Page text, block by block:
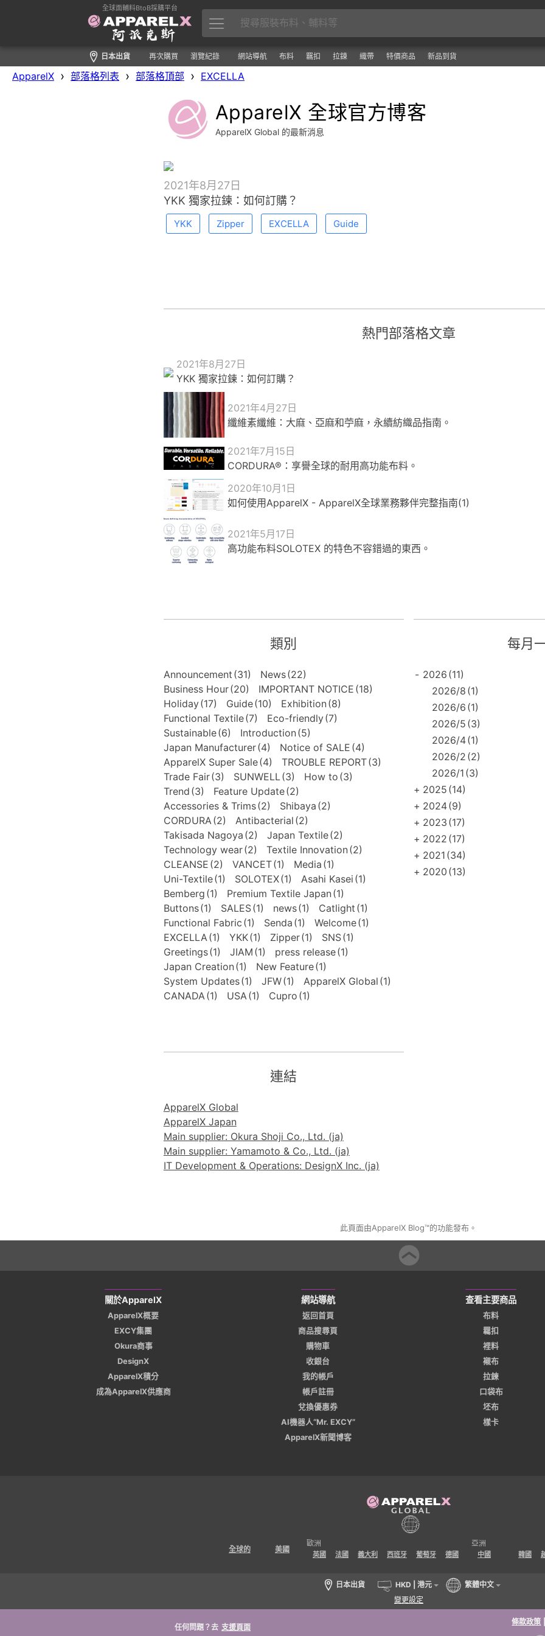
全球面輔料BtoB採購平台
日本出貨 再次購買 瀏覽紀錄 網站導航 布料 羈扣 拉鍊 織帶 特價商品 新品到貨
ApparelX › 部落格列表 › 部落格頂部 › EXCELLA
ApparelX 全球官方博客
ApparelX Global 的最新消息
2021年8月27日
YKK 獨家拉鍊：如何訂購？
YKK Zipper EXCELLA Guide
熱門部落格文章
2021年8月27日
YKK 獨家拉鍊：如何訂購？
2021年4月27日
纖維素纖維：大麻、亞麻和苧麻，永續紡織品指南。
2021年7月15日
CORDURA®：享譽全球的耐用高功能布料。
2020年10月1日
如何使用ApparelX - ApparelX全球業務夥伴完整指南(1)
2021年5月17日
高功能布料SOLOTEX 的特色不容錯過的東西。
類別
Announcement (31) News(22)
Business Hour(20) IMPORTANT NOTICE (18)
Holiday(17) Guide(10) Exhibition (8)
Functional Textile(7) Eco-friendly(7)
Sustainable(6) Introduction (5)
Japan Manufacturer(4) Notice of SALE (4)
ApparelX Super Sale(4) TROUBLE REPORT(3)
Trade Fair(3) SUNWELL (3) How to (3)
Trend (3) Feature Update(2)
Accessories & Trims(2) Shibaya (2)
CORDURA (2) Antibacterial (2)
Takisada Nagoya (2) Japan Textile(2)
Technology wear(2) Textile Innovation (2)
CLEANSE (2) VANCET(1) Media (1)
Uni-Textile(1) SOLOTEX(1) Asahi Kasei (1)
Bemberg (1) Premium Textile Japan (1)
Buttons(1) SALES(1) news(1) Catlight (1)
Functional Fabric (1) Senda (1) Welcome(1)
EXCELLA (1) YKK(1) Zipper(1) SNS(1)
Greetings(1) JIAM (1) press release(1)
Japan Creation (1) New Feature(1)
System Updates(1) JFW(1) ApparelX Global (1)
CANADA (1) USA (1) Cupro (1)
每月
- 2026 (11)
2026/8 (1)
2026/6 (1)
2026/5 (3)
2026/4(1)
2026/2 (2)
2026/1 (3)
+ 2025 (14)
+ 2024(9)
+ 2023 (17)
+ 2022 (17)
+ 2021 (34)
+ 2020 (13)
連結
ApparelX Global
ApparelX Japan
Main supplier: Okura Shoji Co., Ltd. (ja)
Main supplier: Yamamoto & Co., Ltd. (ja)
IT Development & Operations: DesignX Inc. (ja)
此頁面由ApparelX Blog™的功能發布。
關於ApparelX
ApparelX概要
EXCY集團
Okura商事
DesignX
ApparelX積分
成為ApparelX供應商
網站導航
返回首頁
商品搜尋頁
購物車
收銀台
我的帳戶
帳戶註冊
兌換優惠券
AI機器人“Mr. EXCY”
ApparelX新聞博客
查看主要商品
布料
羈扣
裡料
襯布
拉鍊
口袋布
坯布
樣卡
全球的 美國
歐洲
英國 法國 義大利 西班牙 葡萄牙 德國
亞洲
中國 韓國
日本出貨 HKD | 港元
繁體中文
變更設定
任何問題？去 支援頁面
條款政策